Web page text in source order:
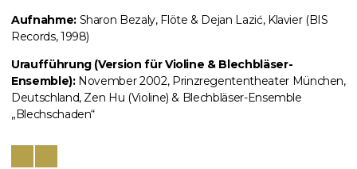
Aufnahme: Sharon Bezaly, Flöte & Dejan Lazić, Klavier (BIS
Records, 1998)
Uraufführung (Version für Violine & Blechbläser-
Ensemble): November 2002, Prinzregententheater München,
Deutschland, Zen Hu (Violine) & Blechbläser-Ensemble
„Blechschaden“